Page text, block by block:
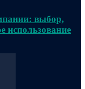
выбор,
использование